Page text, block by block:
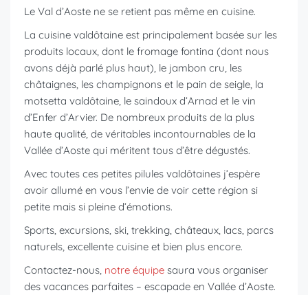
Le Val d’Aoste ne se retient pas même en cuisine.
La cuisine valdôtaine est principalement basée sur les
produits locaux, dont le fromage fontina (dont nous
avons déjà parlé plus haut), le jambon cru, les
châtaignes, les champignons et le pain de seigle, la
motsetta valdôtaine, le saindoux d’Arnad et le vin
d’Enfer d’Arvier. De nombreux produits de la plus
haute qualité, de véritables incontournables de la
Vallée d’Aoste qui méritent tous d’être dégustés.
Avec toutes ces petites pilules valdôtaines j’espère
avoir allumé en vous l’envie de voir cette région si
petite mais si pleine d’émotions.
Sports, excursions, ski, trekking, châteaux, lacs, parcs
naturels, excellente cuisine et bien plus encore.
Contactez-nous, notre équipe saura vous organiser
des vacances parfaites – escapade en Vallée d’Aoste.